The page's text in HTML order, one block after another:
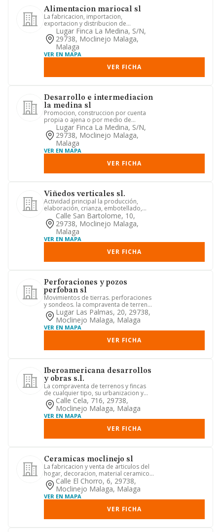
Alimentacion mariocal sl
La fabricacion, importacion,
exportacion y distribucion de
productos de panaderia, pasteleria y
pro...
Lugar Finca La Medina, S/n,
29738, Moclinejo Malaga,
Malaga
VER EN MAPA
VER FICHA
Desarrollo e intermediacion
la medina sl
Promocion, construccion por cuenta
propia o ajena o por medio de
terceras personas de urbanizacione...
Lugar Finca La Medina, S/n,
29738, Moclinejo Malaga,
Malaga
VER EN MAPA
VER FICHA
Viñedos verticales sl.
Actividad principal la producción,
elaboración, crianza, embotellado,
comercialización y distribuci...
Calle San Bartolome, 10,
29738, Moclinejo Malaga,
Malaga
VER EN MAPA
VER FICHA
Perforaciones y pozos
perfoban sl
Movimientos de tierras. perforaciones
y sondeos. la compraventa de terrenos
y fincas de cualquier t...
Lugar Las Palmas, 20, 29738,
Moclinejo Malaga, Malaga
VER EN MAPA
VER FICHA
Iberoamericana desarrollos
y obras s.l.
La compraventa de terrenos y fincas
de cualquier tipo, su urbanizacion y
parcelacion la reforma, co...
Calle Cela, 716, 29738,
Moclinejo Malaga, Malaga
VER EN MAPA
VER FICHA
Ceramicas moclinejo sl
La fabricacion y venta de articulos del
hogar, decoracion, material ceramico,
murales, comercio al ...
Calle El Chorro, 6, 29738,
Moclinejo Malaga, Malaga
VER EN MAPA
VER FICHA